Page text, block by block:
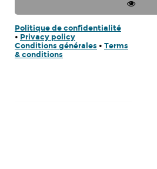
Politique de confidentialité
• Privacy policy
Conditions générales • Terms
& conditions